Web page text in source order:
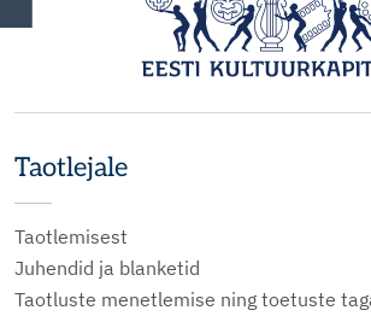
Taotlejale
Taotlemisest
Juhendid ja blanketid
Taotluste menetlemise ning toetuste